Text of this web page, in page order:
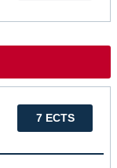
7 ECTS